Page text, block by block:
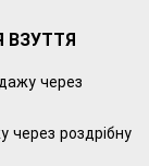
ВЗУТТЯ
через
через роздрібну